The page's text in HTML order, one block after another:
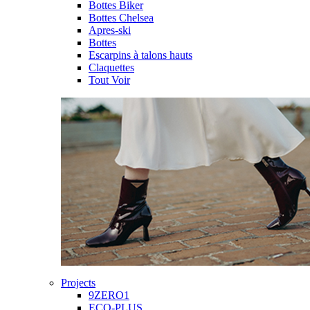
Bottes Biker
Bottes Chelsea
Apres-ski
Bottes
Escarpins à talons hauts
Claquettes
Tout Voir
Projects
9ZERO1
ECO-PLUS